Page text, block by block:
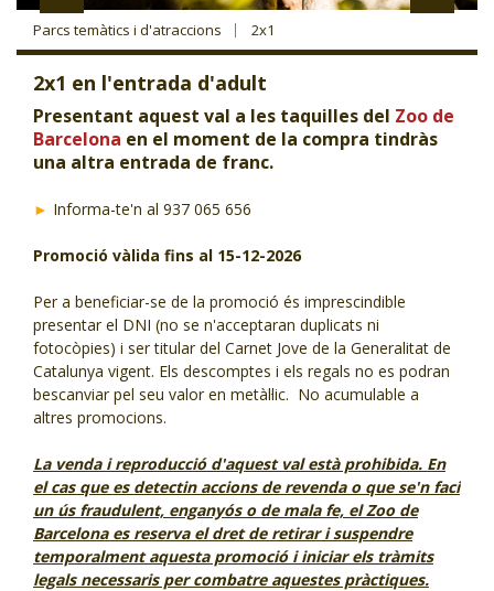
CJ SALUT
CJ INTERNACIONAL
CJ LOCAL
T'INTERESSA #SOMJOVES
Parcs temàtics i d'atraccions 2x1
2x1 en l'entrada d'adult
Presentant aquest val a les taquilles del Zoo de
Barcelona en el moment de la compra tindràs
una altra entrada de franc.
► Informa-te'n al 937 065 656
Promoció vàlida fins al 15-12-2026
Per a beneficiar-se de la promoció és imprescindible
presentar el DNI (no se n'acceptaran duplicats ni
fotocòpies) i ser titular del Carnet Jove de la Generalitat de
Catalunya vigent. Els descomptes i els regals no es podran
bescanviar pel seu valor en metàl·lic. No acumulable a
altres promocions.
La venda i reproducció d'aquest val està prohibida. En
el cas que es detectin accions de revenda o que se'n faci
un ús fraudulent, enganyós o de mala fe, el Zoo de
Barcelona es reserva el dret de retirar i suspendre
temporalment aquesta promoció i iniciar els tràmits
legals necessaris per combatre aquestes pràctiques.